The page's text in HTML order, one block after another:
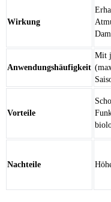
Wirkung
Anwendungshäufigkeit
Mit
Vorteile
Nachteile